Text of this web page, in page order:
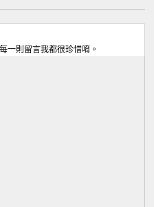
一則留言我都很珍惜唷。